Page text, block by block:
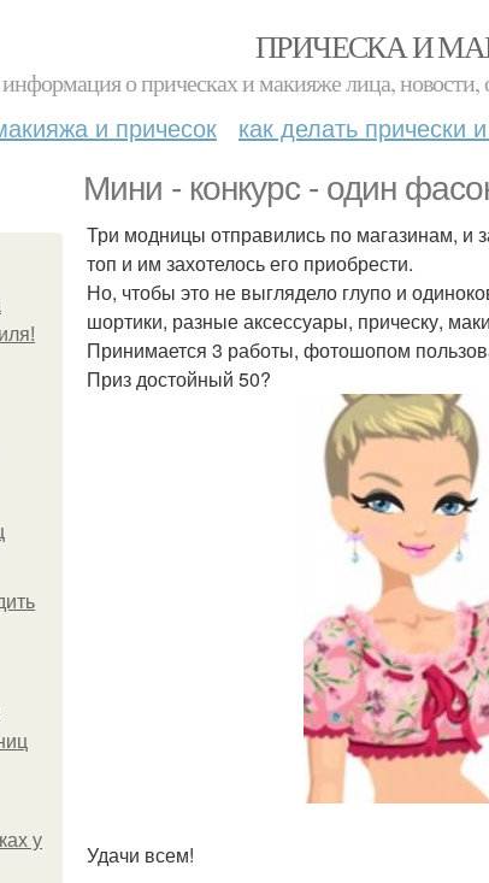
ПРИЧЕСКА И
о прическах и макияже лица,
и причесок как делать прически
Мини - конкурс - один
у
Три модницы отправились по магазинам, и
топ и им захотелось его приобрести.
Но, чтобы это не выглядело глупо и
шортики, разные аксессуары, прическу,
Принимается 3 работы, фотошопом
Приз достойный 50?
Удачи всем!